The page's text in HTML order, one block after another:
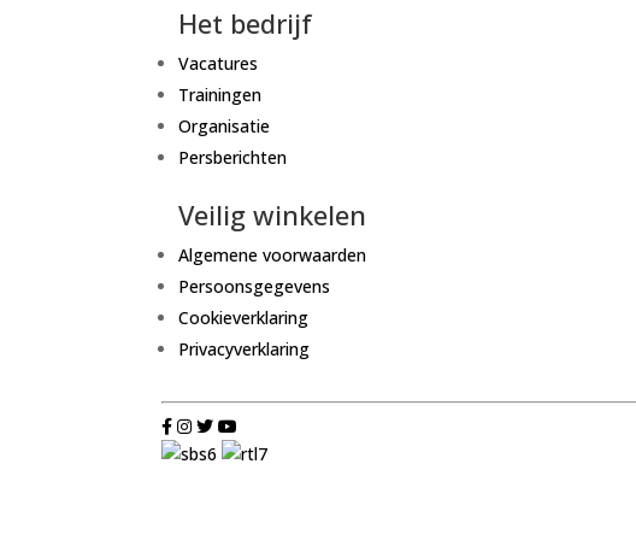
Het bedrijf
Vacatures
Trainingen
Organisatie
Persberichten
Veilig winkelen
Algemene voorwaarden
Persoonsgegevens
Cookieverklaring
Privacyverklaring